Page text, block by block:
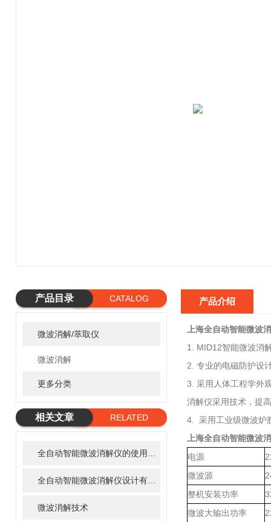
产品目录 CATALOG
微波消解/萃取仪
微波消解
更多分类
相关文章
RELATED
微波消解技术
产品介绍
上海全自动智能微波
1. MID12智能微波消
2. 专业的电磁防护设
3. 采用人体工程学外
消解仪采用技术，提
4. 采用工业级微波炉
上海全自动智能微波
电源
微波源
整机安装功率
微波大输出功率